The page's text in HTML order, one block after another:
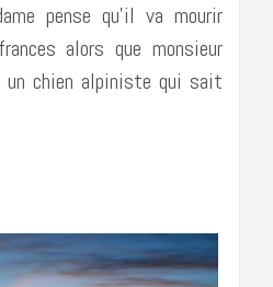
pense qu’il va mourir
alors que monsieur
un chien alpiniste qui sait